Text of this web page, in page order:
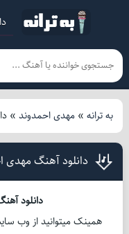
به ترانه» مهدی احمدوند»
دانلود آهنگ مهدی
دانلود
همینک میتوانید از وب